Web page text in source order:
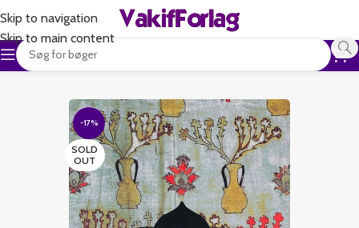
Skip to navigation
Skip to main content
-17%
SOLD
OUT